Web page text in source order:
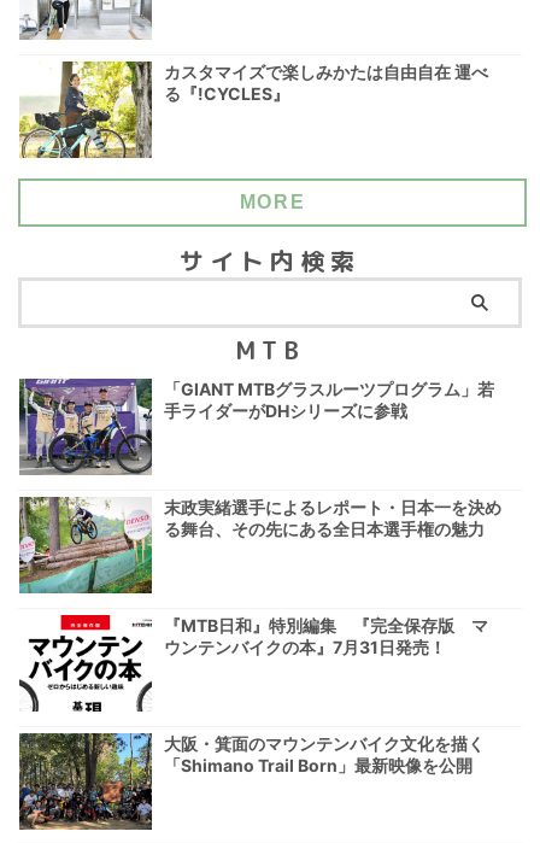
カスタマイズで楽しみかたは自由自在 運べ
る『!CYCLES』
MORE
サイト内検索
MTB
「GIANT MTBグラスルーツプログラム」若
手ライダーがDHシリーズに参戦
末政実緒選手によるレポート・日本一を決め
る舞台、その先にある全日本選手権の魅力
『MTB日和』特別編集 『完全保存版 マ
ウンテンバイクの本』7月31日発売！
大阪・箕面のマウンテンバイク文化を描く
「Shimano Trail Born」最新映像を公開